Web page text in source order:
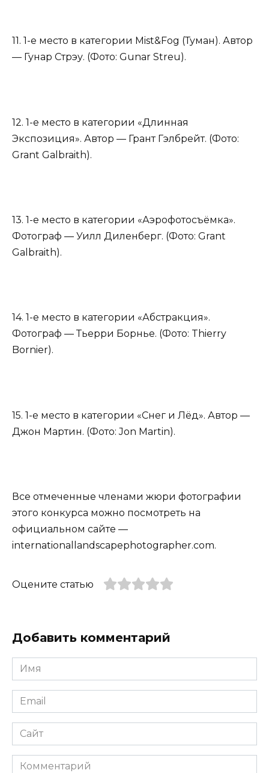
11. 1-е место в категории Mist&Fog (Туман). Автор
— Гунар Стрэу. (Фото: Gunar Streu).
12. 1-е место в категории «Длинная
Экспозиция». Автор — Грант Гэлбрейт. (Фото:
Grant Galbraith).
13. 1-е место в категории «Аэрофотосъёмка».
Фотограф — Уилл Диленберг. (Фото: Grant
Galbraith).
14. 1-е место в категории «Абстракция».
Фотограф — Тьерри Борнье. (Фото: Thierry
Bornier).
15. 1-е место в категории «Снег и Лёд». Автор —
Джон Мартин. (Фото: Jon Martin).
Все отмеченные членами жюри фотографии
этого конкурса можно посмотреть на
официальном сайте —
internationallandscapephotographer.com.
Оцените статью
Добавить комментарий
Имя
*
Email
*
Сайт
Комментарий